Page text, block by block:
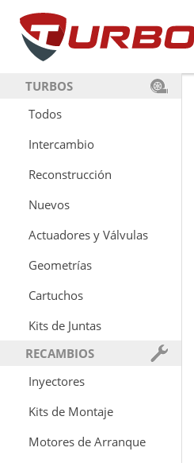
TURBOS
Todos
Intercambio
Reconstrucción
Nuevos
Actuadores y Válvulas
Geometrías
Cartuchos
Kits de Juntas
RECAMBIOS
Inyectores
Kits de Montaje
Motores de Arranque